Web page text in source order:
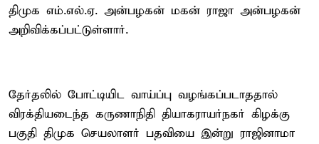
திமுக எம்.எல்.ஏ. அன்பழகன் மகன் ராஜா அன்பழகன்
அறிவிக்கப்பட்டுள்ளார்.
தேர்தலில் போட்டியிட வாய்ப்பு வழங்கப்படாததால்
விரக்தியடைந்த கருணாநிதி தியாகராயர்நகர் கிழக்கு
பகுதி திமுக செயலாளர் பதவியை இன்று ராஜினாமா